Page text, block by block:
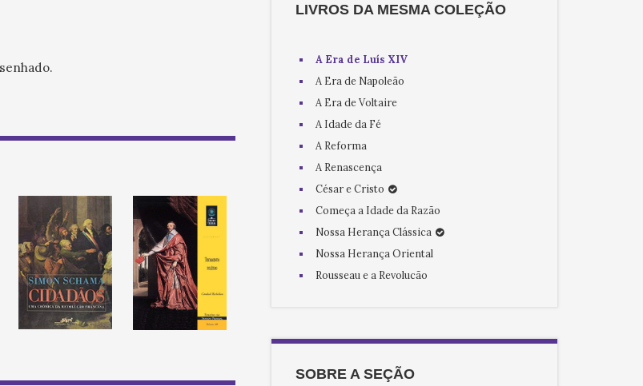
LIVROS DA MESMA COLEÇÃO
A Era de Luís XIV
A Era de Napoleão
A Era de Voltaire
A Idade da Fé
A Reforma
A Renascença
César e Cristo
Começa a Idade da Razão
Nossa Herança Clássica
Nossa Herança Oriental
Rousseau e a Revolução
SOBRE A SEÇÃO